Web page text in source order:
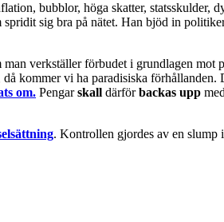
bubblor, höga skatter, statsskulder,
sig bra på nätet. Han bjöd in
verkställer förbudet i grundlagen mot
kommer vi ha paradisiska
om. Pengarskall därförbackas upp med
. Kontrollen gjordes av en slump